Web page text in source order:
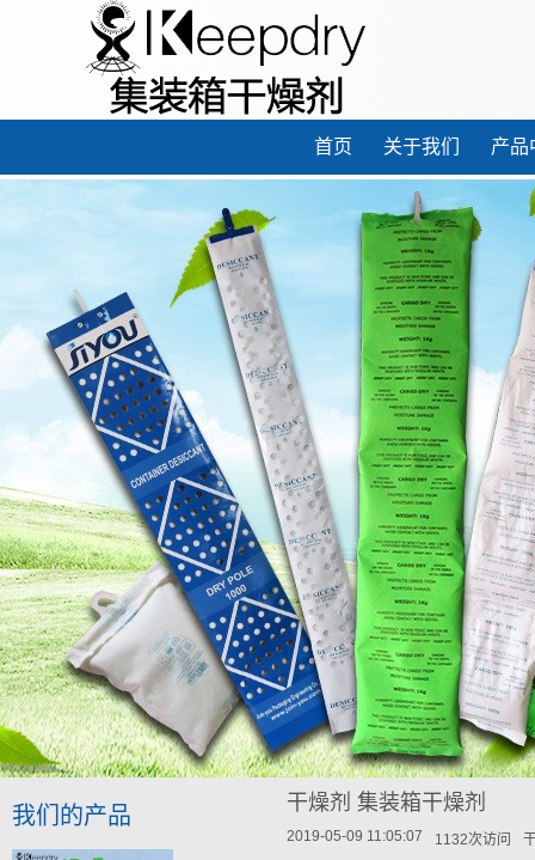
首页 关于我们 产品
我们的产品 干燥剂 集装箱干燥剂
2019-05-09 11:05:07 1132次访问